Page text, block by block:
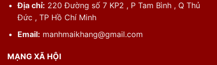
Địa chỉ: 220 Đường số 7 KP2 , P Tam Bình , Q Thủ
Đức , TP Hồ Chí Minh
Email: manhmaikhang@gmail.com
MẠNG XÃ HỘI